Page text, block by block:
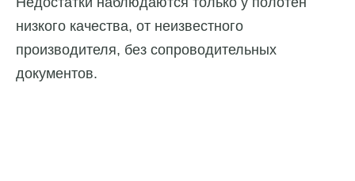
низкого качества, от неизвестного
производителя, без сопроводительных
документов.